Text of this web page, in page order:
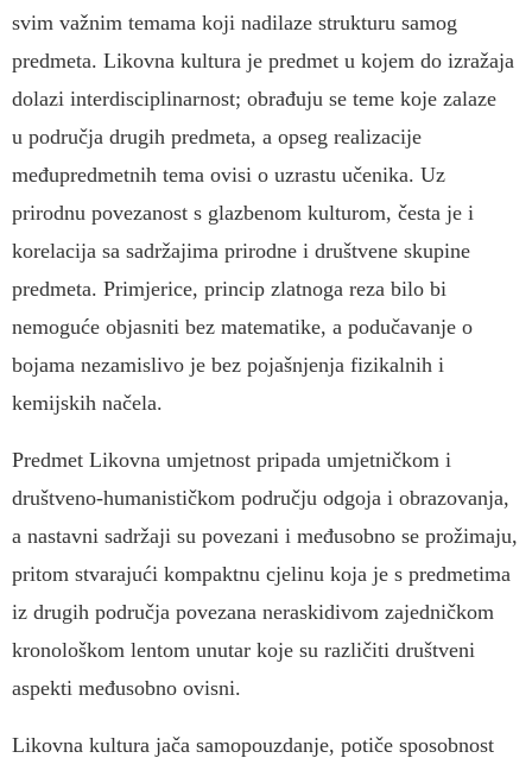
svim važnim temama koji nadilaze strukturu samog
predmeta. Likovna kultura je predmet u kojem do izražaja
dolazi interdisciplinarnost; obrađuju se teme koje zalaze
u područja drugih predmeta, a opseg realizacije
međupredmetnih tema ovisi o uzrastu učenika. Uz
prirodnu povezanost s glazbenom kulturom, česta je i
korelacija sa sadržajima prirodne i društvene skupine
predmeta. Primjerice, princip zlatnoga reza bilo bi
nemoguće objasniti bez matematike, a podučavanje o
bojama nezamislivo je bez pojašnjenja fizikalnih i
kemijskih načela.
Predmet Likovna umjetnost pripada umjetničkom i
društveno-humanističkom području odgoja i obrazovanja,
a nastavni sadržaji su povezani i međusobno se prožimaju,
pritom stvarajući kompaktnu cjelinu koja je s predmetima
iz drugih područja povezana neraskidivom zajedničkom
kronološkom lentom unutar koje su različiti društveni
aspekti međusobno ovisni.
Likovna kultura jača samopouzdanje, potiče sposobnost